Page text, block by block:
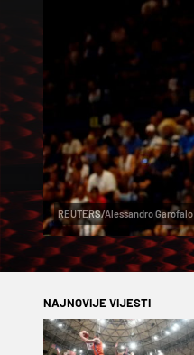
REUTERS/Alessandro Garofalo
NAJNOVIJE VIJESTI